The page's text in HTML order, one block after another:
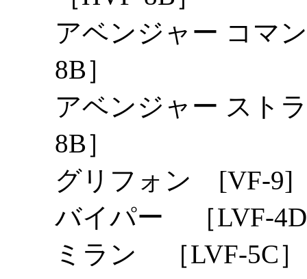
アベンジャー コマ
8B］
アベンジャー スト
8B］
グリフォン [VF-9]
バイパー ［LVF-
ミラン ［LVF-5C］